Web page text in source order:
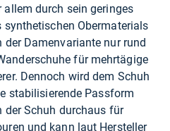
allem durch sein geringes
Obermaterials
Damenvariante nur rund
für mehrtägige
Dennoch wird dem Schuh
stabilisierende Passform
der Schuh durchaus für
und kann laut Hersteller